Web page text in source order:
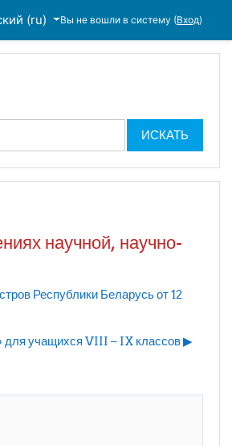
‎(ru)‎ Вы не вошли в систему (Вход)
ИСКАТЬ
научной, научно-
Республики Беларусь от 12
для учащихся VIII – IX классов ▶︎